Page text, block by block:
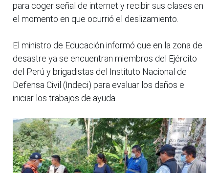
para coger señal de internet y recibir sus clases en
el momento en que ocurrió el deslizamiento.
El ministro de Educación informó que en la zona de
desastre ya se encuentran miembros del Ejército
del Perú y brigadistas del Instituto Nacional de
Defensa Civil (Indeci) para evaluar los daños e
iniciar los trabajos de ayuda.